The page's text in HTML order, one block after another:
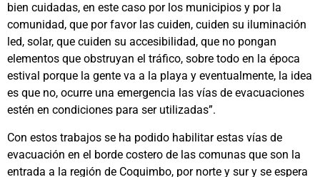
bien cuidadas, en este caso por los municipios y por la
comunidad, que por favor las cuiden, cuiden su iluminación
led, solar, que cuiden su accesibilidad, que no pongan
elementos que obstruyan el tráfico, sobre todo en la época
estival porque la gente va a la playa y eventualmente, la idea
es que no, ocurre una emergencia las vías de evacuaciones
estén en condiciones para ser utilizadas”.
Con estos trabajos se ha podido habilitar estas vías de
evacuación en el borde costero de las comunas que son la
entrada a la región de Coquimbo, por norte y sur y se espera